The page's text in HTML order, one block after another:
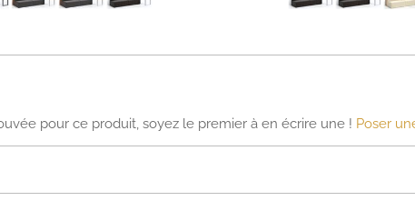
pour ce produit, soyez le premier à en écrire une ! Poser